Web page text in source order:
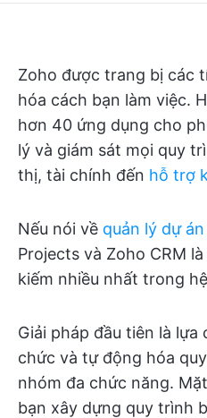
Zoho được trang bị các
hóa cách bạn làm việc.
hơn 40 ứng dụng cho
lý và giám sát mọi quy
thị, tài chính đến hỗ trợ
Nếu nói về quản lý dự
Projects và Zoho CRM
kiếm nhiều nhất trong
Giải pháp đầu tiên là
chức và tự động hóa
nhóm đa chức năng.
bạn xây dựng quy trình